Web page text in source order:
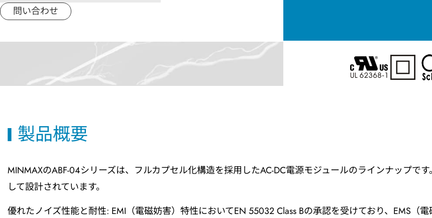
問い合わせ
製品概要
MINMAXのABF-04シリーズは、フルカプセル化構造を採用したAC-DC電源モジュールのラインナップで
して設計されています。
優れたノイズ性能と耐性: EMI（電磁妨害）特性においてEN 55032 Class Bの承認を受けており、EMS（
お問い合わせ